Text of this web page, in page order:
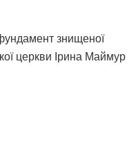
знищеної
церкви Ірина Маймур